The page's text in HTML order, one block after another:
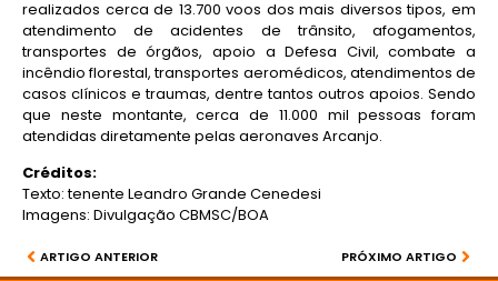
realizados cerca de 13.700 voos dos mais diversos tipos, em
atendimento de acidentes de trânsito, afogamentos,
transportes de órgãos, apoio a Defesa Civil, combate a
incêndio florestal, transportes aeromédicos, atendimentos de
casos clínicos e traumas, dentre tantos outros apoios. Sendo
que neste montante, cerca de 11.000 mil pessoas foram
atendidas diretamente pelas aeronaves Arcanjo.
Créditos:
Texto: tenente Leandro Grande Cenedesi
Imagens: Divulgação CBMSC/BOA
ARTIGO ANTERIOR PRÓXIMO ARTIGO